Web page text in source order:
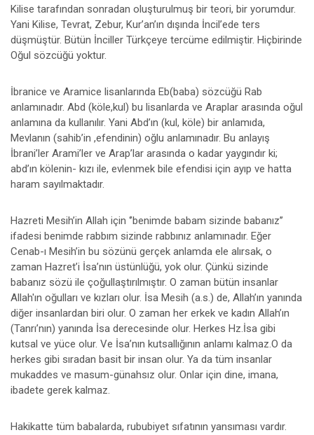
Kilise tarafından sonradan oluşturulmuş bir teori, bir yorumdur.
Yani Kilise, Tevrat, Zebur, Kur’an’ın dışında İncil’ede ters
düşmüştür. Bütün İnciller Türkçeye tercüme edilmiştir. Hiçbirinde
Oğul sözcüğü yoktur.
İbranice ve Aramice lisanlarında Eb(baba) sözcüğü Rab
anlamınadır. Abd (köle,kul) bu lisanlarda ve Araplar arasında oğul
anlamına da kullanılır. Yani Abd’ın (kul, köle) bir anlamıda,
Mevlanın (sahib’in ,efendinin) oğlu anlamınadır. Bu anlayış
İbrani’ler Arami’ler ve Arap’lar arasında o kadar yaygındır ki;
abd’ın kölenin- kızı ile, evlenmek bile efendisi için ayıp ve hatta
haram sayılmaktadır.
Hazreti Mesih’in Allah için ‘’benimde babam sizinde babanız’’
ifadesi benimde rabbım sizinde rabbınız anlamınadır. Eğer
Cenab-ı Mesih’in bu sözünü gerçek anlamda ele alırsak, o
zaman Hazret’i İsa’nın üstünlüğü, yok olur. Çünkü sizinde
babanız sözü ile çoğullaştırılmıştır. O zaman bütün insanlar
Allah'ın oğulları ve kızları olur. İsa Mesih (a.s.) de, Allah’ın yanında
diğer insanlardan biri olur. O zaman her erkek ve kadın Allah’ın
(Tanrı’nın) yanında İsa derecesinde olur. Herkes Hz.İsa gibi
kutsal ve yüce olur. Ve İsa’nın kutsallığının anlamı kalmaz.O da
herkes gibi sıradan basit bir insan olur. Ya da tüm insanlar
mukaddes ve masum-günahsız olur. Onlar için dine, imana,
ibadete gerek kalmaz.
Hakikatte tüm babalarda, rububiyet sıfatının yansıması vardır.